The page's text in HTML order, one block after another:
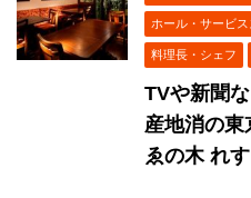
ホール・サービ
料理長・シェフ
TVや新聞
産地消の東
ゑの木 れ